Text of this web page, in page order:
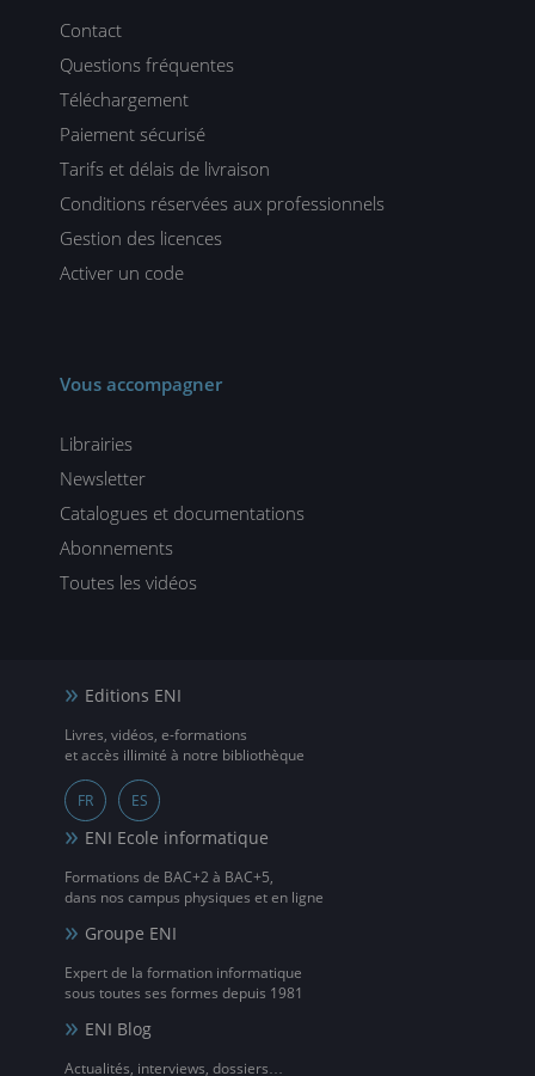
Contact
Questions fréquentes
Téléchargement
Paiement sécurisé
Tarifs et délais de livraison
Conditions réservées aux professionnels
Gestion des licences
Activer un code
Vous accompagner
Librairies
Newsletter
Catalogues et documentations
Abonnements
Toutes les vidéos
Editions ENI
Livres, vidéos, e-formations
et accès illimité à notre bibliothèque
FR ES
ENI Ecole informatique
Formations de BAC+2 à BAC+5,
dans nos campus physiques et en ligne
Groupe ENI
Expert de la formation informatique
sous toutes ses formes depuis 1981
ENI Blog
Actualités, interviews, dossiers…